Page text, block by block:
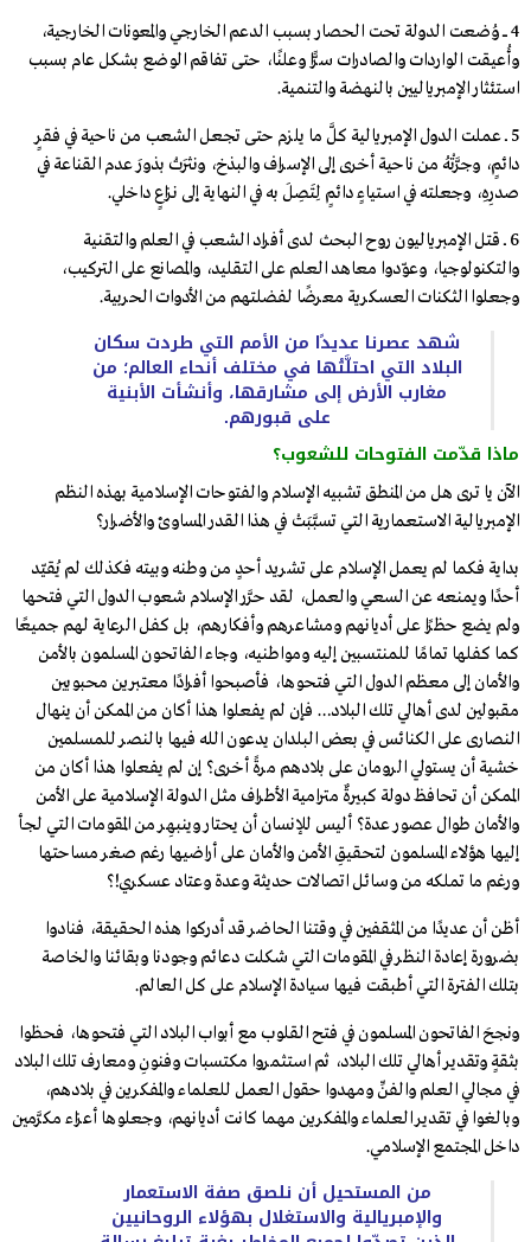
4 ــــ وُضعت الدولة تحت الحصار بسبب الدعم الخارجي والمعونات الخارجية،
وأُعيقت الواردات والصادرات سرًّا وعلنًا، حتى تفاقم الوضع بشكل عام بسبب
استئثار الإمبرياليين بالنهضة والتنمية.
5 ــ عملت الدول الإمبريالية كلَّ ما يلزم حتى تجعل الشعب من ناحية في فقرٍ
دائمٍ، وجرَّتْهُ من ناحية أخرى إلى الإسراف والبذخ، ونثرَتْ بذورَ عدم القناعة في
صدرِهِ، وجعلته في استياءٍ دائمٍ لِتَصِلَ به في النهاية إلى نزاعٍ داخلي.
6 ــ قتل الإمبرياليون روح البحث لدى أفراد الشعب في العلم والتقنية
والتكنولوجيا، وعوّدوا معاهد العلم على التقليد، والمصانع على التركيب،
وجعلوا الثكنات العسكرية معرضًا لفضلتهم من الأدوات الحربية.
شهد عصرنا عديدًا من الأمم التي طردت سكان
البلاد التي احتلَّتْها في مختلف أنحاء العالم؛ من
مغارب الأرض إلى مشارقها، وأنشأت الأبنية
على قبورهم.
ماذا قدّمت الفتوحات للشعوب؟
الآن يا ترى هل من المنطق تشبيه الإسلام والفتوحات الإسلامية بهذه النظم
الإمبريالية الاستعمارية التي تسبَّبَتْ في هذا القدر المساوئ والأضرار؟
بداية فكما لم يعمل الإسلام على تشريد أحدٍ من وطنه وبيته فكذلك لم يُقيّد
أحدًا ويمنعه عن السعي والعمل، لقد حرَّر الإسلام شعوب الدول التي فتحها
ولم يضع حظرًا على أديانهم ومشاعرهم وأفكارهم، بل كفل الرعاية لهم جميعًا
كما كفلها تمامًا للمنتسبين إليه ومواطنيه، وجاء الفاتحون المسلمون بالأمن
والأمان إلى معظم الدول التي فتحوها، فأصبحوا أفرادًا معتبرين محبوبين
مقبولين لدى أهالي تلك البلاد… فإن لم يفعلوا هذا أكان من الممكن أن ينهال
النصارى على الكنائس في بعض البلدان يدعون الله فيها بالنصر للمسلمين
خشية أن يستولي الرومان على بلادهم مرةً أخرى؟ إن لم يفعلوا هذا أكان من
الممكن أن تحافظ دولة كبيرةٌ مترامية الأطراف مثل الدولة الإسلامية على الأمن
والأمان طوال عصور عدة؟ أليس للإنسان أن يحتار وينبهِر من المقومات التي لجأ
إليها هؤلاء المسلمون لتحقيقِ الأمن والأمان على أراضيها رغم صغر مساحتها
ورغم ما تملكه من وسائل اتصالات حديثة وعدة وعتاد عسكري!؟
أظن أن عديدًا من المثقفين في وقتنا الحاضر قد أدركوا هذه الحقيقة، فنادوا
بضرورة إعادة النظر في المقومات التي شكلت دعائم وجودنا وبقائنا والخاصة
بتلك الفترة التي أطبقت فيها سيادة الإسلام على كل العالم.
ونجحَ الفاتحون المسلمون في فتح القلوب مع أبواب البلاد التي فتحوها، فحظوا
بثقةٍ وتقدير أهالي تلك البلاد، ثم استثمروا مكتسبات وفنونِ ومعارف تلك البلاد
في مجالي العلم والفنِّ ومهدوا حقول العمل للعلماء والمفكرين في بلادهم،
وبالغوا في تقدير العلماء والمفكرين مهما كانت أديانهم، وجعلوها أعزاء مكرَّمين
داخل المجتمع الإسلامي.
من المستحيل أن نلصق صفة الاستعمار
والإمبريالية والاستغلال بهؤلاء الروحانيين